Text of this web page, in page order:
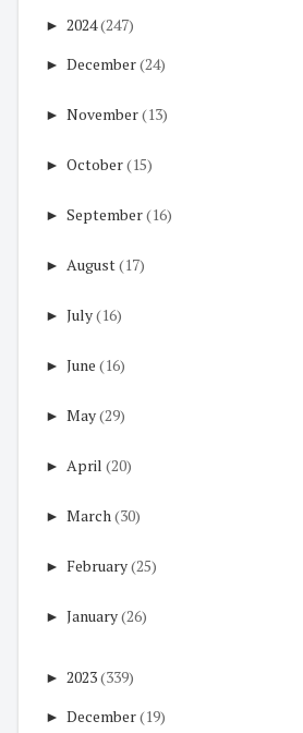
► 2024(247)
► December(24)
► November(13)
► October(15)
► September(16)
► August(17)
► July(16)
► June (16)
► May(29)
► April (20)
► March (30)
► February(25)
► January(26)
► 2023(339)
► December(19)